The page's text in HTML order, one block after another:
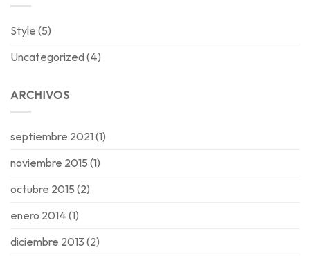
Style (5)
Uncategorized (4)
ARCHIVOS
septiembre 2021(1)
noviembre 2015 (1)
octubre 2015 (2)
enero 2014 (1)
diciembre 2013 (2)